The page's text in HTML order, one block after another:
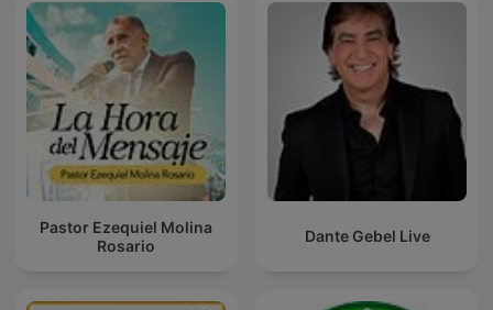
Pastor Ezequiel Molina
Rosario
Dante Gebel Live